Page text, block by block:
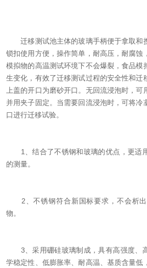
迁移测试池主体的玻璃手柄便于拿取和
锁扣使用方便，操作简单，耐高压，耐腐蚀
模拟物的高温测试环境下不会爆裂，食品模
生变化，有效了迁移测试过程的安全性和迁
上盖的开口为磨砂开口。无回流浸泡时，可
并用夹子固定。当需要回流浸泡时，可将冷
口进行迁移试验。
1、结合了不锈钢和玻璃的优点，更适
的测量。
2、不锈钢符合新国标要求，不会析出
物。
3、采用硼硅玻璃制成，具有高强度、
学稳定性、低膨胀率、耐高温、基质含量低